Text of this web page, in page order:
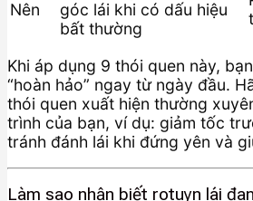
Nên
góc lái khi có dấu hiệu
bất thường
Khi áp dụng 9 thói quen này,
“hoàn hảo” ngay từ ngày đầu.
thói quen xuất hiện thường
trình của bạn, ví dụ: giảm tốc
tránh đánh lái khi đứng yên và
Làm sao nhận biết rotuyn lái